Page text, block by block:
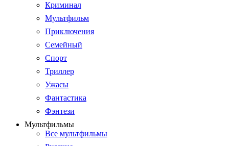
Криминал
Мультфильм
Приключения
Семейный
Спорт
Триллер
Ужасы
Фантастика
Фэнтези
Мультфильмы
Все мультфильмы